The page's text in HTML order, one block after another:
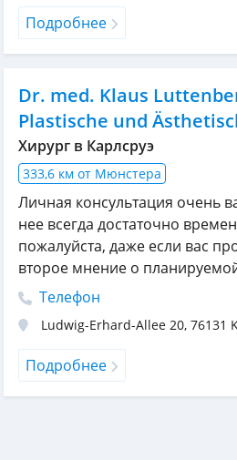
Подробнее
Dr. med. Klaus
Plastische und
Хирург в Карлсруэ
333,6 км от Мюнстера
Личная консультация очень
нее всегда достаточно
пожалуйста, даже если вас
второе мнение о
Телефон
Ludwig-Erhard-Allee 20, 76131
Подробнее